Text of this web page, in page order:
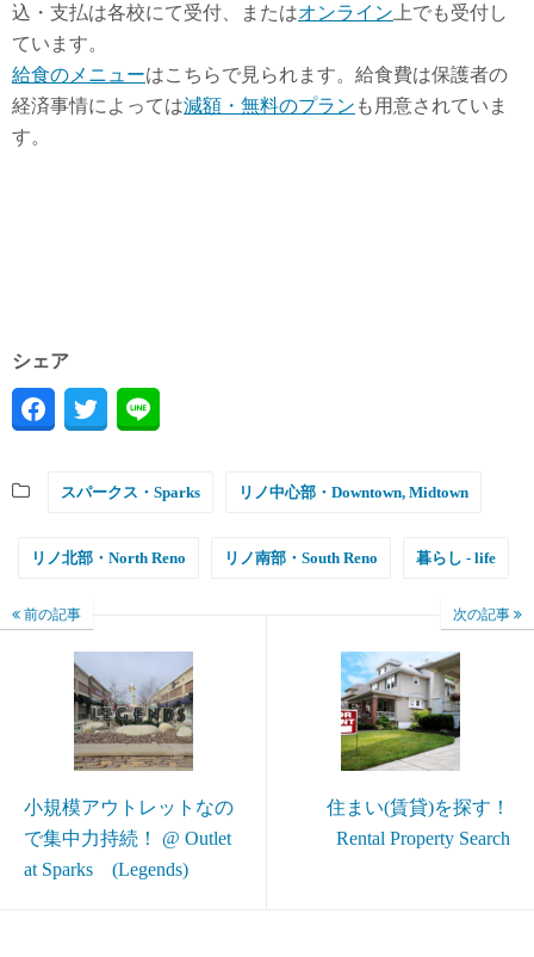
込・支払は各校にて受付、またはオンライン 上でも受付し
ています。
給食のメニューはこちらで見られます。給食費は保護者の
経済事情によっては減額・無料のプラン も用意されていま
す。
シェア
スパークス・Sparks リノ中心部・Downtown, Midtown
リノ北部・North Reno リノ南部・South Reno 暮らし - life
前の記事
小規模アウトレットなの
で集中力持続！ @ Outlet
at Sparks (Legends)
次の記事
住まい(賃貸)を探す！
Rental Property Search